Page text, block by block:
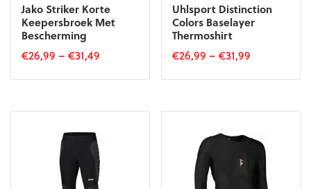
Jako Striker Korte
Keepersbroek Met
Bescherming
€26,99 – €31,49
Dit
variaties.
Uhlsport Distinction
Colors Baselayer
Thermoshirt
€26,99 –€31,99
Dit
variaties.
optie